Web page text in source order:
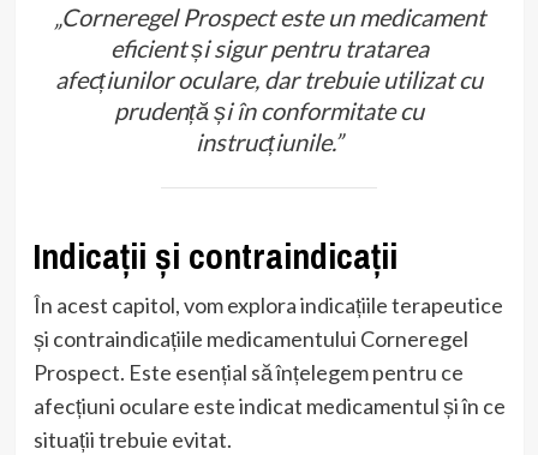
„Corneregel Prospect este un medicament
eficient și sigur pentru tratarea
afecțiunilor oculare, dar trebuie utilizat cu
prudență și în conformitate cu
instrucțiunile.”
Indicații și contraindicații
În acest capitol, vom explora indicațiile terapeutice
și contraindicațiile medicamentului Corneregel
Prospect. Este esențial să înțelegem pentru ce
afecțiuni oculare este indicat medicamentul și în ce
situații trebuie evitat.